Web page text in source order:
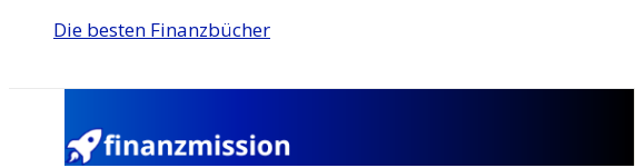
Die besten Finanzbücher